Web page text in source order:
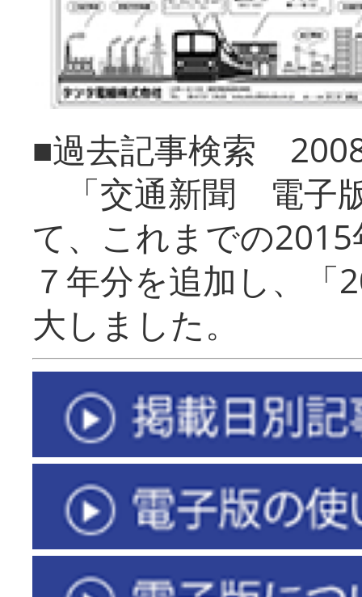
■過去記事検索
「交通新聞 電子
て、これまでの
７年分を追加し、「
大しまし